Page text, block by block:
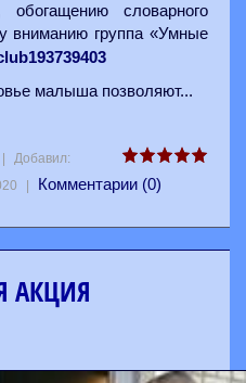
словарного
вниманию группа «Умные
малыша позволяют...
| Добавил:
| Комментарии (0)
АКЦИЯ